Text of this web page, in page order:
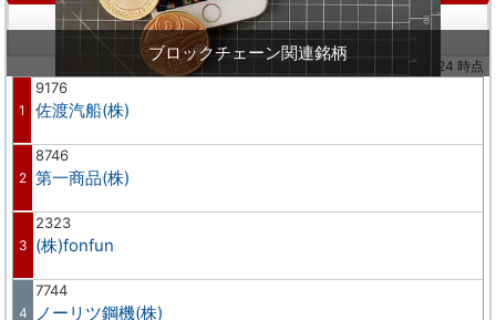
ブロックチェーン関連銘柄
株価値上り率ランキング
※02/24 時点
1
9176
佐渡汽船(株)
2
8746
第一商品(株)
3
2323
(株)fonfun
4
7744
ノーリツ鋼機(株)